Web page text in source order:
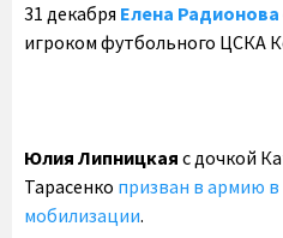
31 декабря Елена Радионова
игроком футбольного ЦСКА
Юлия Липницкая с дочкой
Тарасенко призван в армию в
мобилизации.